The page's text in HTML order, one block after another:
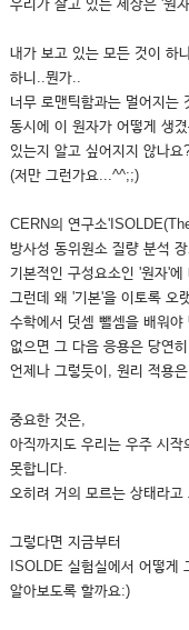
우리가 살고 있는 세상은 '원
내가 보고 있는 모든 것이 하
하니..뭔가..
너무 로맨틱함과는 멀어지는
동시에 이 원자가 어떻게 생
있는지 알고 싶어지지 않나요
(저만 그런가요...^^;;)
CERN의 연구소
방사성 동위원소 질량 분석
기본적인 구성요소인 '원자'
그런데 왜 '기본'을 이토록 오
수학에서 덧셈 뺄셈을 배워
없으면 그 다음 응용은 당연
언제나 그렇듯이, 원리 적용
중요한 것은,
아직까지도 우리는 우주 시작
못합니다.
오히려 거의 모르는 상태라
그렇다면 지금부터
ISOLDE 실험실에서 어떻게
알아보도록 할까요:)